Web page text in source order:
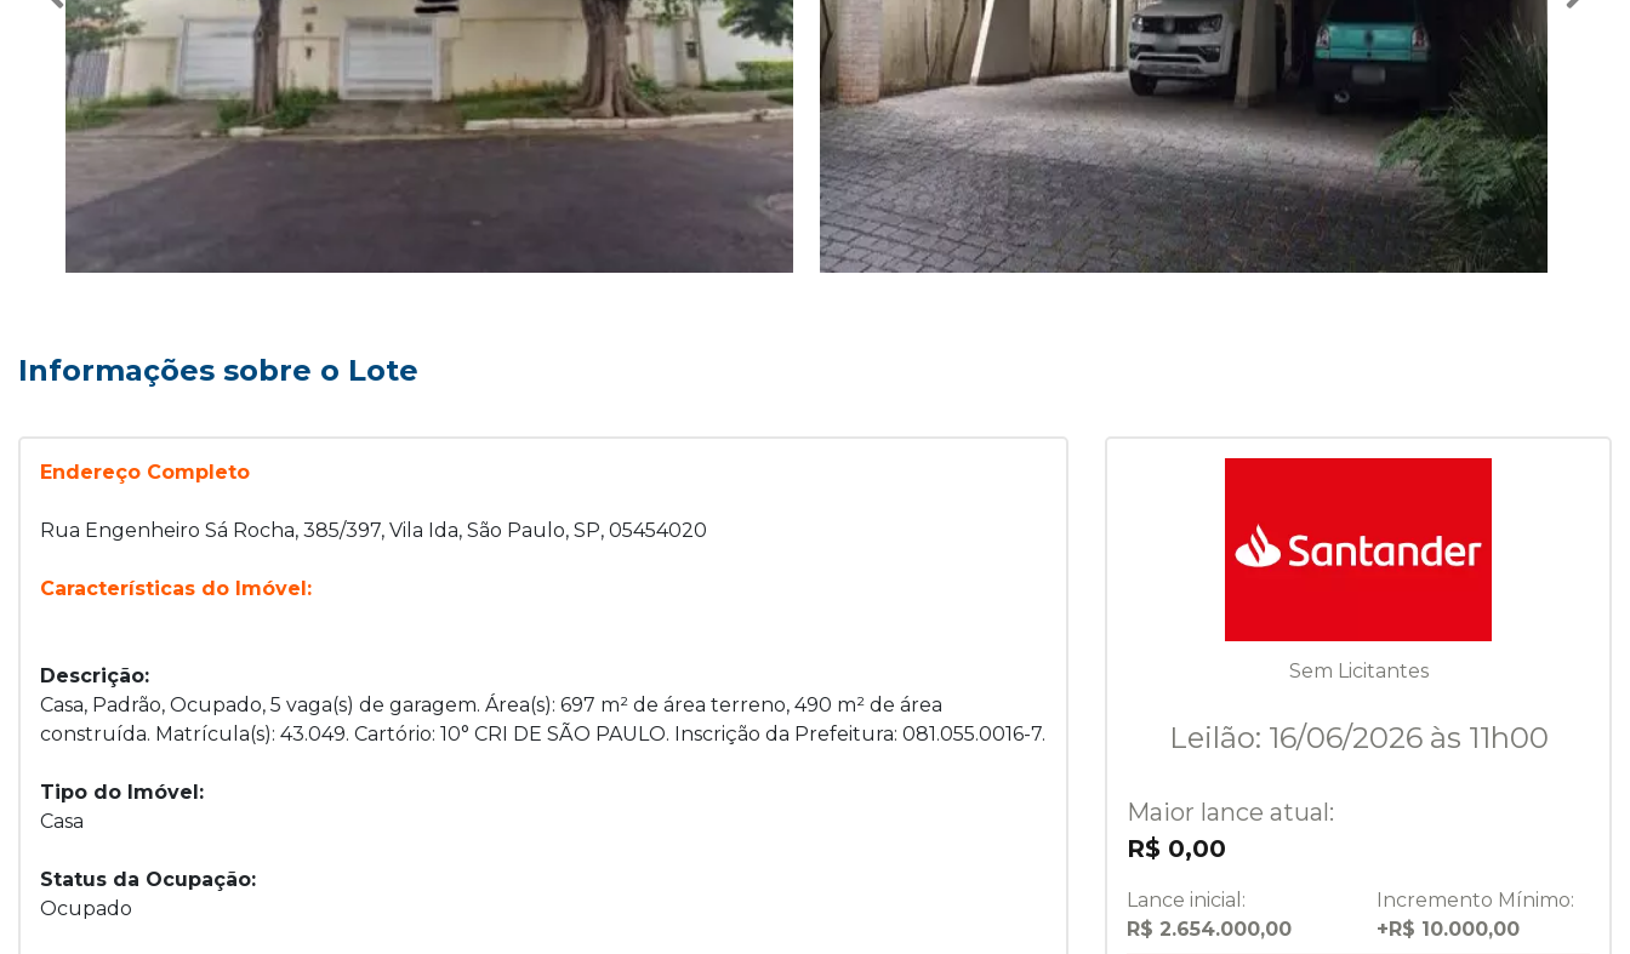
Informações sobre o Lote
Endereço Completo
Rua Engenheiro Sá Rocha, 385/397, Vila Ida, São Paulo, SP, 05454020
Características do Imóvel:
Descrição:
Casa, Padrão, Ocupado, 5 vaga(s) de garagem. Área(s): 697 m² de área terreno, 490 m² de área
construída. Matrícula(s): 43.049. Cartório: 10° CRI DE SÃO PAULO. Inscrição da Prefeitura: 081.055.0016-7.
Tipo do Imóvel:
Casa
Status da Ocupação:
Ocupado
Sem Licitantes
Leilão: 16/06/2026 às 11h00
Maior lance atual:
R$ 0,00
Lance inicial:
R$ 2.654.000,00
Incremento Mínimo:
+R$ 10.000,00